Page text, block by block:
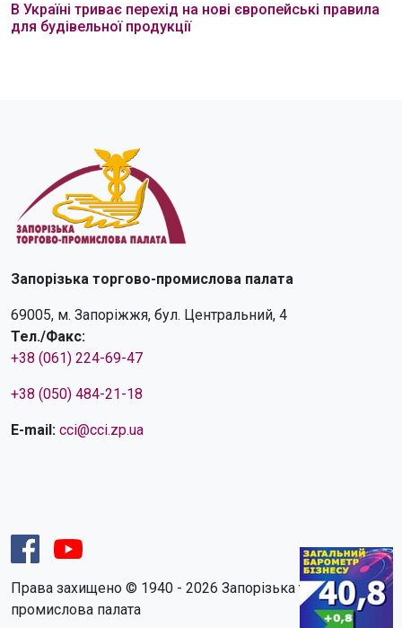
В Україні триває перехід на нові європейські правила
для будівельної продукції
Запорізька торгово-промислова палата
69005, м. Запоріжжя, бул. Центральний, 4
Тел./Факс:
+38 (061) 224-69-47
+38 (050) 484-21-18
E-mail: cci@cci.zp.ua
Права захищено © 1940 - 2026 Запорізька торгово-
промислова палата